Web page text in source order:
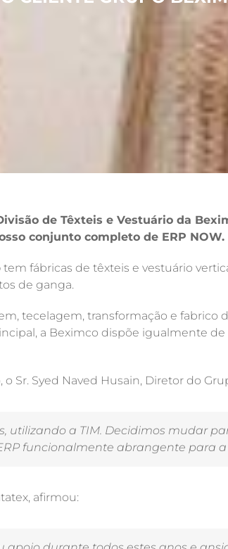
de Têxteis e Vestuário da
conjunto completo de ERP NOW.
tem fábricas de têxteis e vestuário
de ganga.
tecelagem, transformação e fabrico
a Beximco dispõe igualmente
Syed Naved Husain, Diretor do
utilizando a TIM. Decidimos mudar
funcionalmente abrangente para a
afirmou: